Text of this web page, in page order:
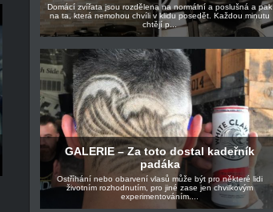
Domácí zvířata jsou rozdělena na normální a poslušná a pak
na ta, která nemohou chvíli v klidu posedět. Každou minutu
chtějí p...
GALERIE – Za toto dostal kadeřník
padáka
Ostříhání nebo obarvení vlasů může být pro některé lidi
životním rozhodnutím, pro jiné zase jen chvilkovým
experimentováním....